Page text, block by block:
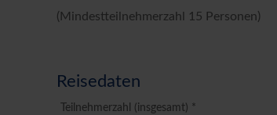
(Mindestteilnehmerzahl 15 Personen)
Reisedaten
Teilnehmerzahl (insgesamt) *